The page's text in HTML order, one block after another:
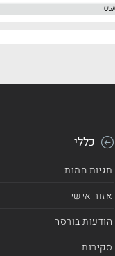
כללי
תגיות חמות
אזור אישי
הודעות בורסה
סקירות